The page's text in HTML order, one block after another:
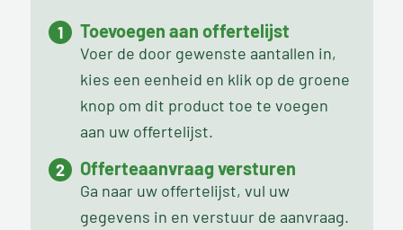
Toevoegen aan offertelijst
Voer de door gewenste aantallen in,
kies een eenheid en klik op de groene
knop om dit product toe te voegen
aan uw offertelijst.
Offerteaanvraag versturen
Ga naar uw offertelijst, vul uw
gegevens in en verstuur de aanvraag.